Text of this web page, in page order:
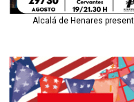
Alcalá de Henares